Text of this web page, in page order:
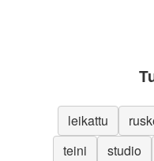
leikattu
teini
studio